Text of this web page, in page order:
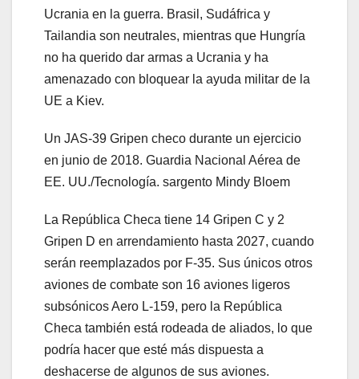
Ucrania en la guerra. Brasil, Sudáfrica y
Tailandia son neutrales, mientras que Hungría
no ha querido dar armas a Ucrania y ha
amenazado con bloquear la ayuda militar de la
UE a Kiev.
Un JAS-39 Gripen checo durante un ejercicio
en junio de 2018. Guardia Nacional Aérea de
EE. UU./Tecnología. sargento Mindy Bloem
La República Checa tiene 14 Gripen C y 2
Gripen D en arrendamiento hasta 2027, cuando
serán reemplazados por F-35. Sus únicos otros
aviones de combate son 16 aviones ligeros
subsónicos Aero L-159, pero la República
Checa también está rodeada de aliados, lo que
podría hacer que esté más dispuesta a
deshacerse de algunos de sus aviones.